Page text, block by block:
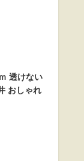
透けない
おしゃれ